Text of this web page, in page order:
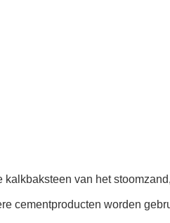
van het
cementproducten worden